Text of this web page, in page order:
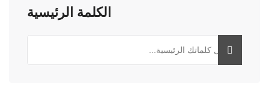
الكلمة الرئيسية